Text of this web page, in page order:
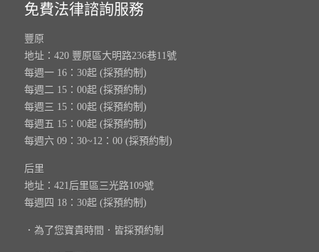
免費法律諮詢服務
豐原
地址：420 豐原區大明路236巷11號
每週一 16：30起 (採預約制)
每週二 15：00起 (採預約制)
每週三 15：00起 (採預約制)
每週五 15：00起 (採預約制)
每週六 09：30~12：00 (採預約制)
后里
地址：421后里區三光路109號
每週四 18：30起 (採預約制)
．為了您寶貴時間．皆採預約制